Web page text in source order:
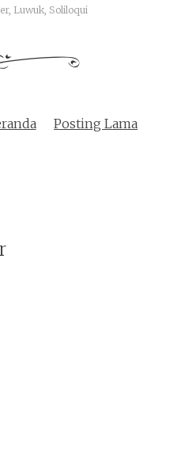
, Luwuk, Soliloqui
Posting Lama